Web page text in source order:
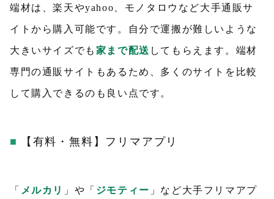
端材は、楽天やyahoo、モノタロウなど大手通販サ
イトから購入可能です。自分で運搬が難しいような
大きいサイズでも 家まで配送 してもらえます。端材
専門の通販サイトもあるため、多くのサイトを比較
して購入できるのも良い点です。
【有料・無料】フリマアプリ
「 メルカリ 」や「 ジモティー 」など大手フリマアプ